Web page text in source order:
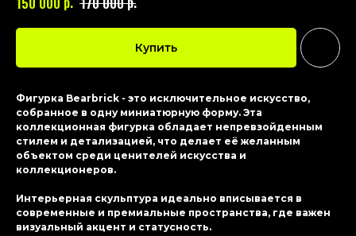
Купить
Фигурка Bearbrick - это исключительное искусство,
собранное в одну миниатюрную форму. Эта
коллекционная фигурка обладает непревзойденным
стилем и детализацией, что делает её желанным
объектом среди ценителей искусства и
коллекционеров.
Интерьерная скульптура идеально вписывается в
современные и премиальные пространства, где важен
визуальный акцент и статусность.